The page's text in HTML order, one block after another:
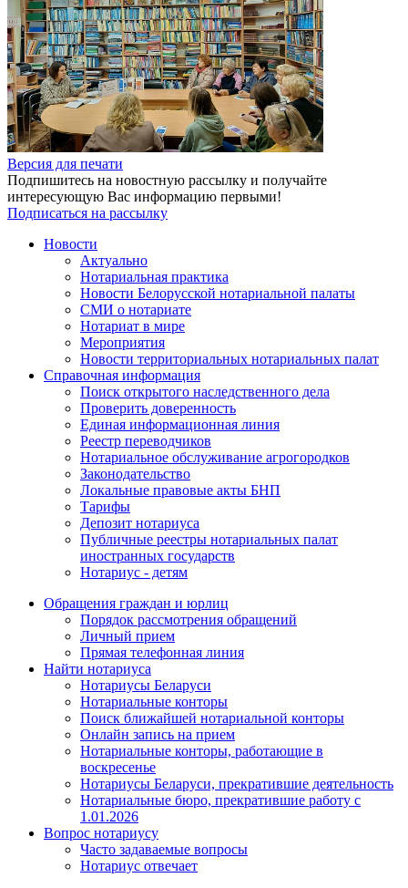
Версия для печати
Подпишитесь на новостную рассылку и получайте
интересующую Вас информацию первыми!
Подписаться на рассылку
Новости
Актуально
Нотариальная практика
Новости Белорусской нотариальной палаты
СМИ о нотариате
Нотариат в мире
Мероприятия
Новости территориальных нотариальных палат
Справочная информация
Поиск открытого наследственного дела
Проверить доверенность
Единая информационная линия
Реестр переводчиков
Нотариальное обслуживание агрогородков
Законодательство
Локальные правовые акты БНП
Тарифы
Депозит нотариуса
Публичные реестры нотариальных палат
иностранных государств
Нотариус - детям
Обращения граждан и юрлиц
Порядок рассмотрения обращений
Личный прием
Прямая телефонная линия
Найти нотариуса
Нотариусы Беларуси
Нотариальные конторы
Поиск ближайшей нотариальной конторы
Онлайн запись на прием
Нотариальные конторы, работающие в
воскресенье
Нотариусы Беларуси, прекратившие деятельность
Нотариальные бюро, прекратившие работу с
1.01.2026
Вопрос нотариусу
Часто задаваемые вопросы
Нотариус отвечает